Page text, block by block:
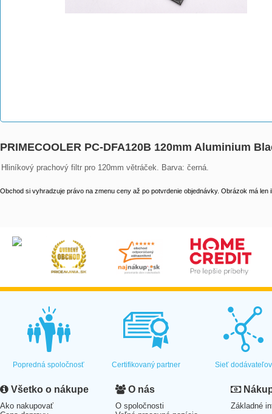
PRIMECOOLER PC-DFA120B 120mm Aluminium
Hliníkový prachový filtr pro 120mm větráček. Barva: černá.
Obchod si vyhradzuje právo na zmenu ceny až po potvrdenie objednávky. Obrázok má len
Popredná spoločnosť Certifikovaný partner Sieť dodávateľov
Všetko o nákupe
Ako nakupovať
O nás
O spoločnosti
Základné